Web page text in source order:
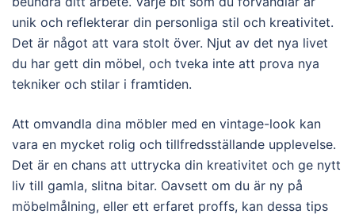
unik och reflekterar din personliga stil och kreativitet.
Det är något att vara stolt över. Njut av det nya livet
du har gett din möbel, och tveka inte att prova nya
tekniker och stilar i framtiden.
Att omvandla dina möbler med en vintage-look kan
vara en mycket rolig och tillfredsställande upplevelse.
Det är en chans att uttrycka din kreativitet och ge nytt
liv till gamla, slitna bitar. Oavsett om du är ny på
möbelmålning, eller ett erfaret proffs, kan dessa tips